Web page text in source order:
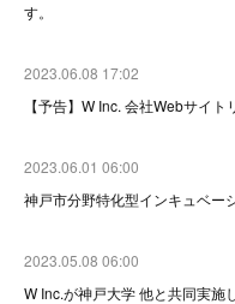
す。
2023.06.08 17:02
【予告】W Inc. 会社Webサイト
2023.06.01 06:00
神戸市分野特化型インキュベー
2023.05.08 06:00
W Inc.が神戸大学 他と共同実施